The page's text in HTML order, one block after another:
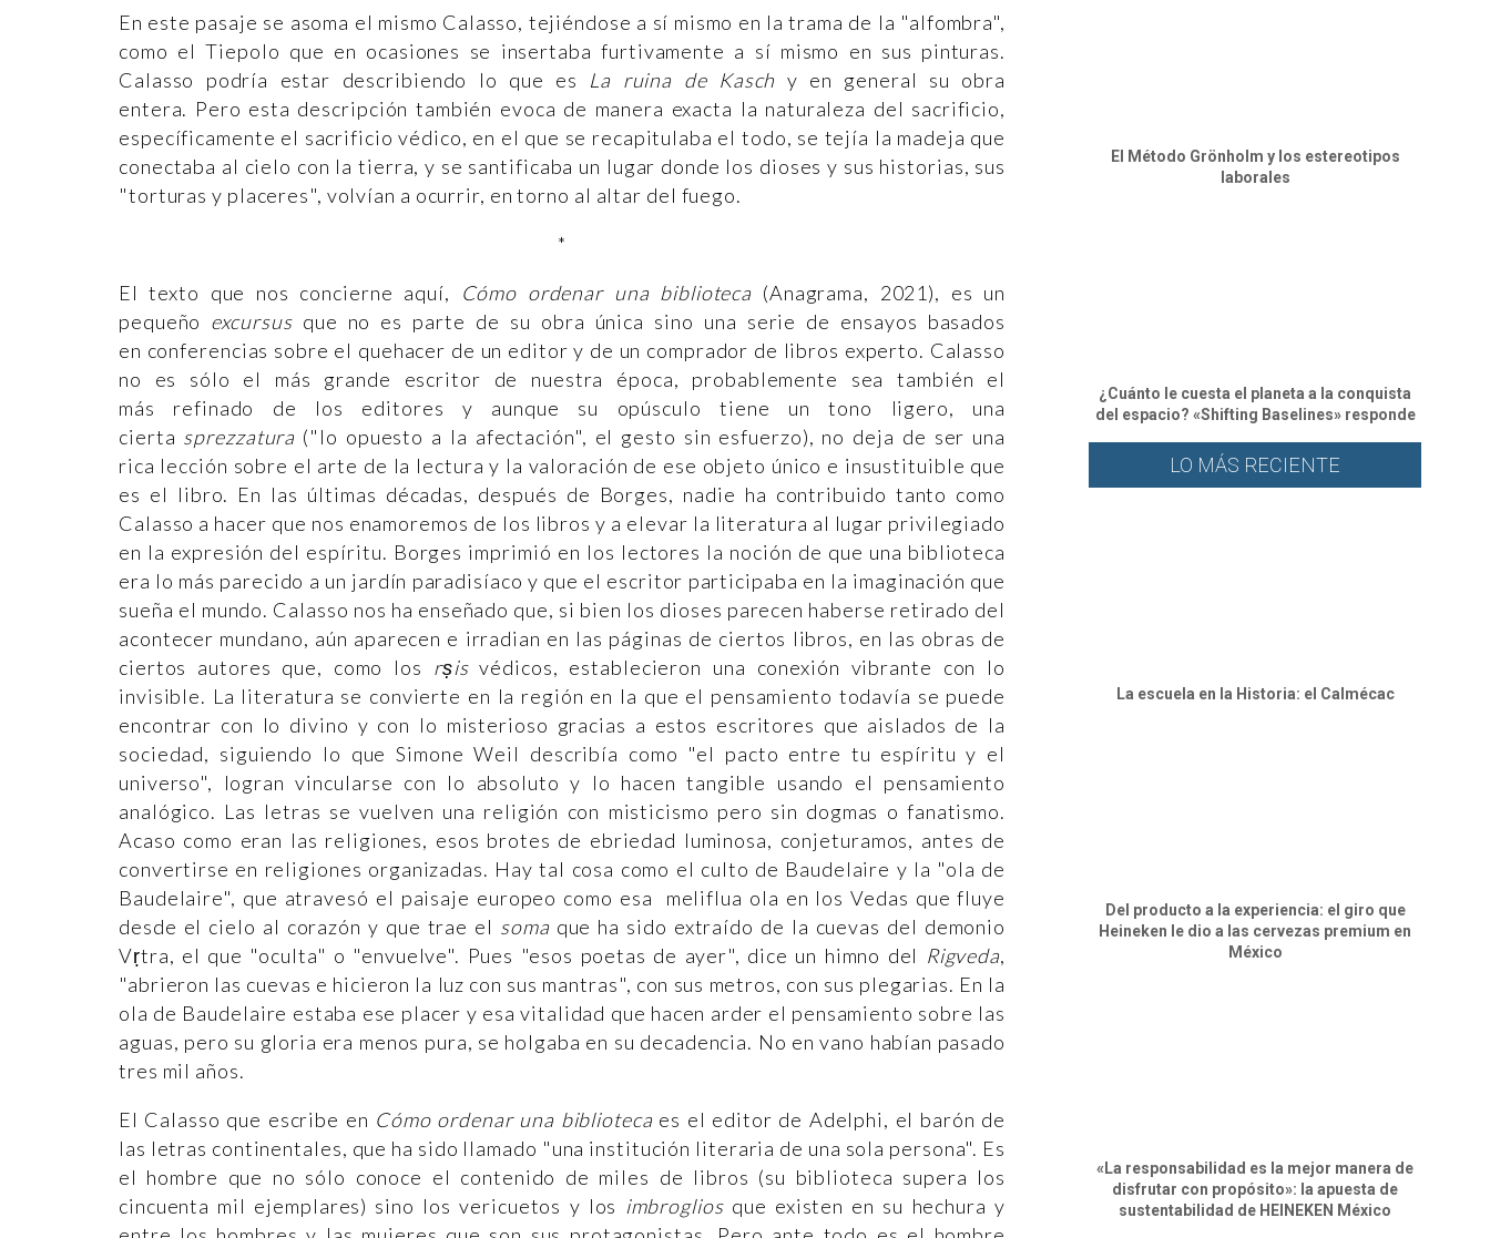
En este pasaje se asoma el mismo Calasso, tejiéndose a sí mismo en la trama de la "alfombra",
como el Tiepolo que en ocasiones se insertaba furtivamente a sí mismo en sus pinturas.
Calasso podría estar describiendo lo que es La ruina de Kasch y en general su obra
entera. Pero esta descripción también evoca de manera exacta la naturaleza del sacrificio,
específicamente el sacrificio védico, en el que se recapitulaba el todo, se tejía la madeja que
conectaba al cielo con la tierra, y se santificaba un lugar donde los dioses y sus historias, sus
"torturas y placeres", volvían a ocurrir, en torno al altar del fuego.
*
El texto que nos concierne aquí,
Cómo ordenar una biblioteca (Anagrama, 2021), es un
pequeño excursus que no es parte de su obra única sino una serie de ensayos basados
en conferencias sobre el quehacer de un editor y de un comprador de libros experto. Calasso
no es sólo el más grande escritor de nuestra época, probablemente sea también el
más refinado de los editores y aunque su opúsculo tiene un tono ligero, una
cierta sprezzatura ("lo opuesto a la afectación", el gesto sin esfuerzo), no deja de ser una
rica lección sobre el arte de la lectura y la valoración de ese objeto único e insustituible que
es el libro. En las últimas décadas, después de Borges, nadie ha contribuido tanto como
Calasso a hacer que nos enamoremos de los libros y a elevar la literatura al lugar privilegiado
en la expresión del espíritu. Borges imprimió en los lectores la noción de que una biblioteca
era lo más parecido a un jardín paradisíaco y que el escritor participaba en la imaginación que
sueña el mundo. Calasso nos ha enseñado que, si bien los dioses parecen haberse retirado del
acontecer mundano, aún aparecen e irradian en las páginas de ciertos libros, en las obras de
ciertos autores que, como los rṣis védicos, establecieron una conexión vibrante con lo
invisible. La literatura se convierte en la región en la que el pensamiento todavía se puede
encontrar con lo divino y con lo misterioso gracias a estos escritores que aislados de la
sociedad, siguiendo lo que Simone Weil describía como "el pacto entre tu espíritu y el
universo", logran vincularse con lo absoluto y lo hacen tangible usando el pensamiento
analógico. Las letras se vuelven una religión con misticismo pero sin dogmas o fanatismo.
Acaso como eran las religiones, esos brotes de ebriedad luminosa, conjeturamos, antes de
convertirse en religiones organizadas. Hay tal cosa como el culto de Baudelaire y la "ola de
Baudelaire", que atravesó el paisaje europeo como esa meliflua ola en los Vedas que fluye
desde el cielo al corazón y que trae el soma que ha sido extraído de la cuevas del demonio
Vṛtra, el que "oculta" o "envuelve". Pues "esos poetas de ayer", dice un himno del Rigveda,
"abrieron las cuevas e hicieron la luz con sus mantras", con sus metros, con sus plegarias. En la
ola de Baudelaire estaba ese placer y esa vitalidad que hacen arder el pensamiento sobre las
aguas, pero su gloria era menos pura, se holgaba en su decadencia. No en vano habían pasado
tres mil años.
El Calasso que escribe en Cómo ordenar una biblioteca es el editor de Adelphi, el barón de
las letras continentales, que ha sido llamado "una institución literaria de una sola persona". Es
el hombre que no sólo conoce el contenido de miles de libros (su biblioteca supera los
cincuenta mil ejemplares) sino los vericuetos y los imbrogliosque existen en su hechura y
El Método Grönholm y los estereotipos
laborales
¿Cuánto le cuesta el planeta a la conquista
del espacio? «Shifting Baselines» responde
LO MÁS RECIENTE
⁠La escuela en la Historia: el Calmécac
Del producto a la experiencia: el giro que
Heineken le dio a las cervezas premium en
México
«La responsabilidad es la mejor manera de
disfrutar con propósito»: la apuesta de
sustentabilidad de HEINEKEN México